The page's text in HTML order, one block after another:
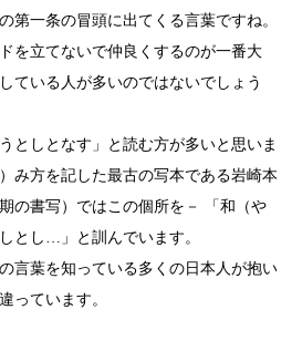
第一条の冒頭に出てくる言葉ですね。
を立てないで仲良くするのが一番大
ている人が多いのではないでしょう
としとなす」と読む方が多いと思いま
み方を記した最古の写本である岩崎本
の書写）ではこの個所を－ 「和（や
とし…」と訓んでいます。
言葉を知っている多くの日本人が抱い
っています。